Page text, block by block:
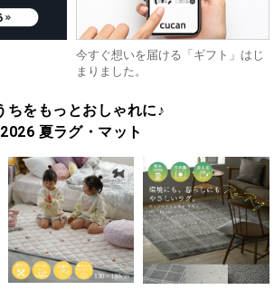
今すぐ想いを届ける「ギフト」はじ
まりました。
ちをもっとおしゃれに♪
2026 夏ラグ・マット